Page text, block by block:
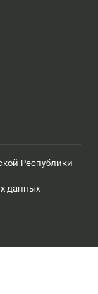
Республики
данных